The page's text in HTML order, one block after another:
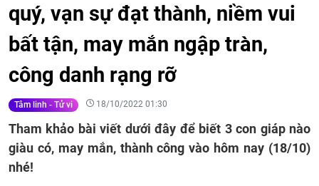
quý, vạn sự đạt thành, niềm vui
bất tận, may mắn ngập tràn,
công danh rạng rỡ
Tâm linh - Tử vi 18/10/2022 01:30
Tham khảo bài viết dưới đây để biết 3 con giáp nào
giàu có, may mắn, thành công vào hôm nay (18/10)
nhé!